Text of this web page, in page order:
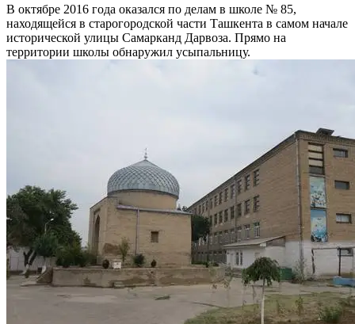
В октябре 2016 года оказался по делам в школе № 85,
находящейся в старогородской части Ташкента в самом начале
исторической улицы Самарканд Дарвоза. Прямо на
территории школы обнаружил усыпальницу.